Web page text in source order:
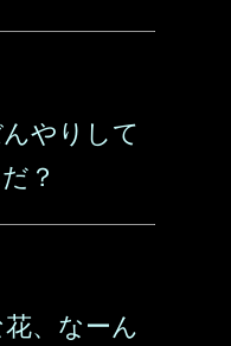
やりして
？
、なーん